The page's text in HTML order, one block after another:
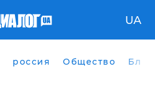
UA
россия Общество